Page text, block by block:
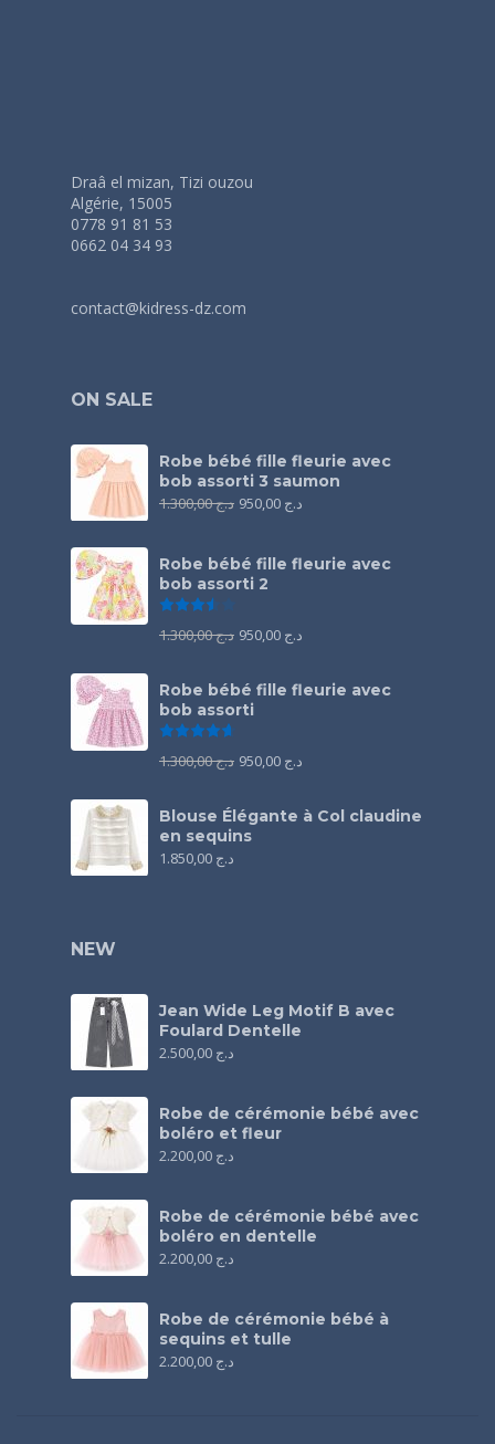
Draâ el mizan, Tizi ouzou
Algérie, 15005
0778 91 81 53
0662 04 34 93
contact@kidress-dz.com
ON SALE
Robe bébé fille fleurie avec
bob assorti 3 saumon
د.ج1.300,00 د.ج
Robe bébé fille fleurie avec
bob assorti 2
د.ج1.300,00 د.ج
Robe bébé fille fleurie avec
bob assorti
د.ج1.300,00 د.ج
Blouse Élégante à Col claudine
en sequins
د.ج
NEW
Jean Wide Leg Motif B avec
Foulard Dentelle
د.ج
Robe de cérémonie bébé avec
boléro et fleur
د.ج
Robe de cérémonie bébé avec
boléro en dentelle
د.ج
Robe de cérémonie bébé à
sequins et tulle
د.ج